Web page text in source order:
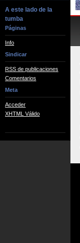
A este lado de la
tumba
Páginas
Info
Sindicar
RSS de publicaciones
Comentarios
Meta
Acceder
XHTML Válido